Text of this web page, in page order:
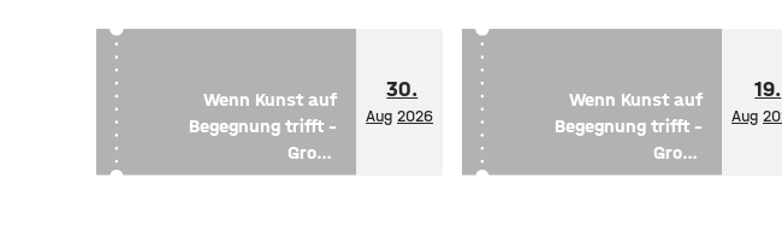
Wenn Kunst auf
Begegnung trifft –
Große
Gruppenausstellung
30.
Aug 2026
Wenn Kunst auf
Begegnung trifft –
Große
Gruppenausstellung
19.
Aug